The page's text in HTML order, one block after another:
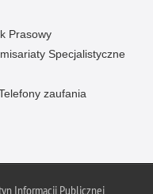
Prasowy
Specjalistyczne
zaufania
Informacji Publicznej